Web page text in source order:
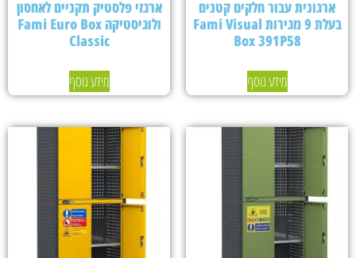
ארגונית עבור חלקים קטנים
בעלת 9 מגירות Fami Visual
Box 391P58
מידע נוסף
ארגזי פלסטיק תקניים לאחסון
ולוגיסטיקה Fami Euro Box
Classic
מידע נוסף